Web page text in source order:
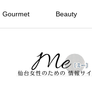
Gourmet Beauty